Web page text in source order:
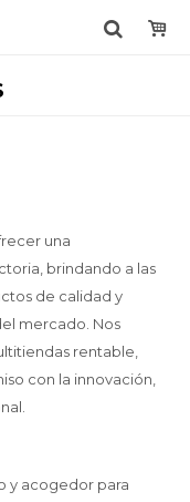
una
brindando a las
de calidad y
mercado. Nos
rentable,
con la innovación,
y acogedor para